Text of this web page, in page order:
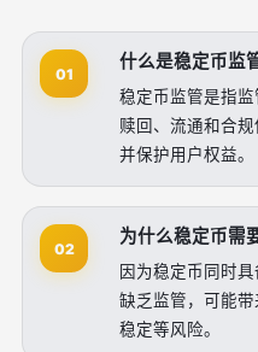
01
什么是稳定币监
稳定币监管是指监
赎回、流通和合
并保护用户权益。
02
为什么稳定币需
因为稳定币同时
缺乏监管，可能
稳定等风险。